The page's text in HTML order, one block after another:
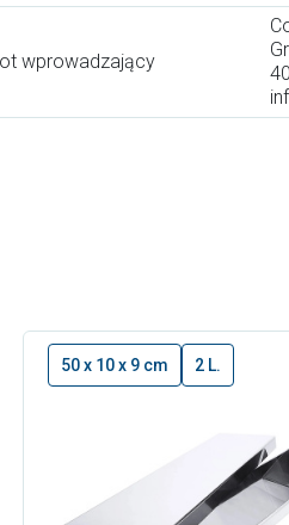
wprowadzający
50 x 10 x 9 cm 2 L.